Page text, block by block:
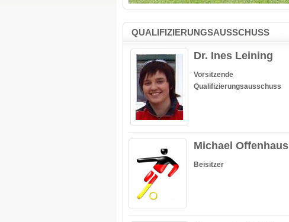
QUALIFIZIERUNGSAUSSCHUSS
Dr. Ines Leining
Vorsitzende
Qualifizierungsausschuss
Michael Offenhaus
Beisitzer